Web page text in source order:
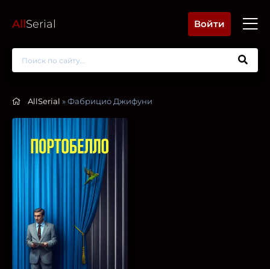
AllSerial Войти
AllSerial » Фабрицио Джифуни